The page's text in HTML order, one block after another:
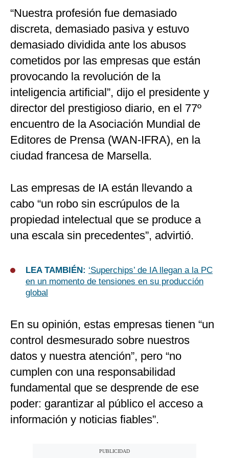
“Nuestra profesión fue demasiado
discreta, demasiado pasiva y estuvo
demasiado dividida ante los abusos
cometidos por las empresas que están
provocando la revolución de la
inteligencia artificial”, dijo el presidente y
director del prestigioso diario, en el 77º
encuentro de la Asociación Mundial de
Editores de Prensa (WAN-IFRA), en la
ciudad francesa de Marsella.
Las empresas de IA están llevando a
cabo “un robo sin escrúpulos de la
propiedad intelectual que se produce a
una escala sin precedentes”, advirtió.
LEA TAMBIÉN: ‘Superchips’ de IA llegan a la PC
en un momento de tensiones en su producción
global
En su opinión, estas empresas tienen “un
control desmesurado sobre nuestros
datos y nuestra atención”, pero “no
cumplen con una responsabilidad
fundamental que se desprende de ese
poder: garantizar al público el acceso a
información y noticias fiables”.